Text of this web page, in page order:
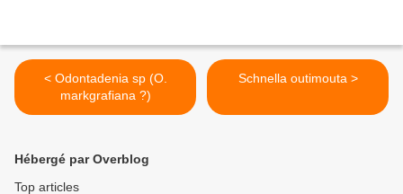
< Odontadenia sp (O.
markgrafiana ?)
Schnella outimouta >
Hébergé par Overblog
Top articles